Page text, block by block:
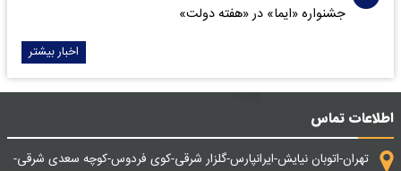
جشنواره «ایما» در «هفته دولت»
اخبار بیشتر
اطلاعات تماس
تهران-اتوبان نیایش-ایرانپارس-گلزار شرقی-کوی فردوس-کوچه سعدی شرقی-